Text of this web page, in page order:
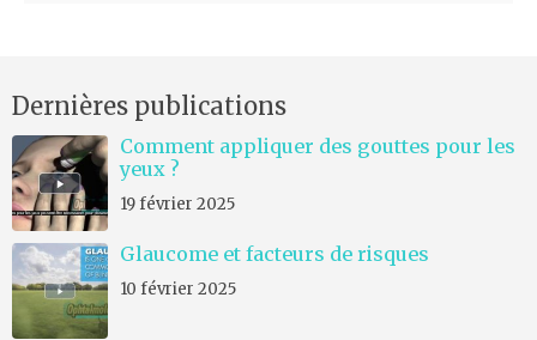
t
*
Dernières publications
Comment appliquer des gouttes pour les
yeux ?
19 février 2025
Glaucome et facteurs de risques
10 février 2025